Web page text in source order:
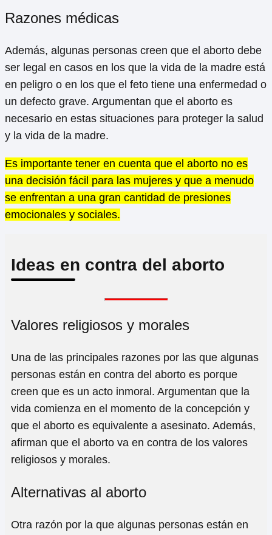
Razones médicas
Además, algunas personas creen que el aborto debe
ser legal en casos en los que la vida de la madre está
en peligro o en los que el feto tiene una enfermedad o
un defecto grave. Argumentan que el aborto es
necesario en estas situaciones para proteger la salud
y la vida de la madre.
Es importante tener en cuenta que el aborto no es
una decisión fácil para las mujeres y que a menudo
se enfrentan a una gran cantidad de presiones
emocionales y sociales.
Ideas en contra del aborto
Valores religiosos y morales
Una de las principales razones por las que algunas
personas están en contra del aborto es porque
creen que es un acto inmoral. Argumentan que la
vida comienza en el momento de la concepción y
que el aborto es equivalente a asesinato. Además,
afirman que el aborto va en contra de los valores
religiosos y morales.
Alternativas al aborto
Otra razón por la que algunas personas están en